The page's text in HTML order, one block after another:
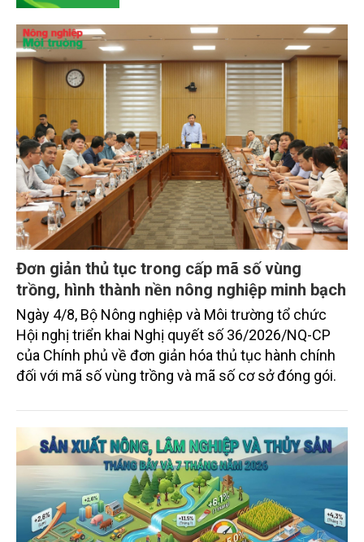
Bắc Ninh, nhiều nghệ nhân và cơ sở sản xuất đã
chủ động đổi mới tư duy, đầu tư công nghệ, xây
dựng thương hiệu trên nền tảng giá trị truyền thống.
TIN TỨC
Đơn giản thủ tục trong cấp mã số vùng
trồng, hình thành nền nông nghiệp minh bạch
Ngày 4/8, Bộ Nông nghiệp và Môi trường tổ chức
Hội nghị triển khai Nghị quyết số 36/2026/NQ-CP
của Chính phủ về đơn giản hóa thủ tục hành chính
đối với mã số vùng trồng và mã số cơ sở đóng gói.